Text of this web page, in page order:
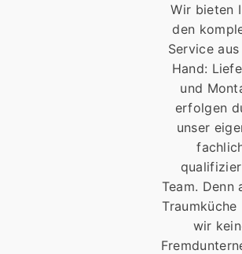
Wir bieten
den
Service
Hand:
und
erfolgen
unser
Team. Denn
Traumküche
wir